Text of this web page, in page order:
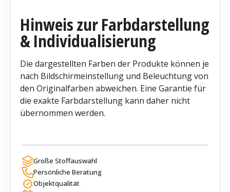
Hinweis zur Farbdarstellung
& Individualisierung
Die dargestellten Farben der Produkte können je
nach Bildschirmeinstellung und Beleuchtung von
den Originalfarben abweichen. Eine Garantie für
die exakte Farbdarstellung kann daher nicht
übernommen werden.
Große Stoffauswahl
Persönliche Beratung
Objektqualität